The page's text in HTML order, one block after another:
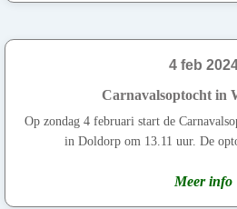
4 feb
Carnavalsoptocht in
Op zondag 4 februari start de
in Doldorp om 13.11 uur. De
Meer info